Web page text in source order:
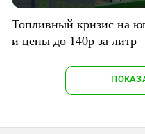
Топливный кризис на
и цены до 140р за литр